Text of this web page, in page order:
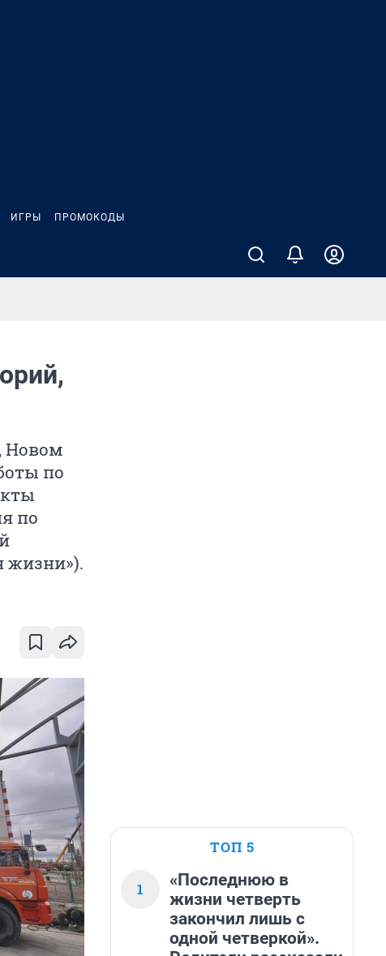
ИГРЫ ПРОМОКОДЫ
Новом
по
по
жизни»).
ТОП 5
1
«Последнюю в
жизни четверть
закончил лишь с
одной четверкой».